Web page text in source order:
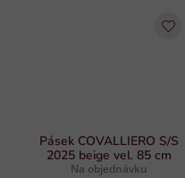
Pásek COVALLIERO S/S
2025 beige vel. 85 cm
Na objednávku